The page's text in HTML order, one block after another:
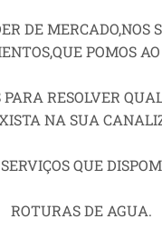
DE MERCADO,NOS
POMOS AO
RESOLVER
NA SUA
QUE
ROTURAS DE AGUA.